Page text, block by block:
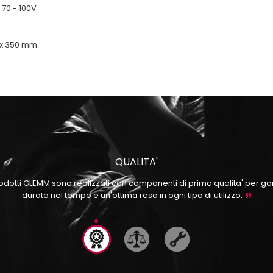
- 100V
350 mm
QUALITA'
GLEMM sono realizzati con componenti di prima qualita' per
durata nel tempo e un'ottima resa in ogni tipo di utilizzo.